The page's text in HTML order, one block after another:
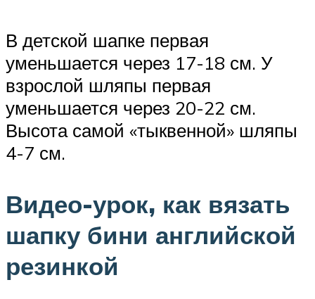
В детской шапке первая
уменьшается через 17-18 см. У
взрослой шляпы первая
уменьшается через 20-22 см.
Высота самой «тыквенной» шляпы
4-7 см.
Видео-урок, как вязать
шапку бини английской
резинкой